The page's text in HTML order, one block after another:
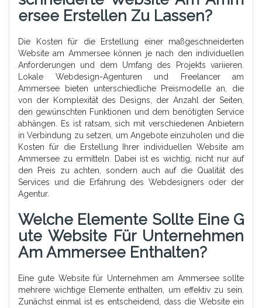
Ersee Erstellen Zu Lassen?
Die Kosten für die Erstellung einer maßgeschneiderten
Website am Ammersee können je nach den individuellen
Anforderungen und dem Umfang des Projekts variieren.
Lokale Webdesign-Agenturen und Freelancer am
Ammersee bieten unterschiedliche Preismodelle an, die
von der Komplexität des Designs, der Anzahl der Seiten,
den gewünschten Funktionen und dem benötigten Service
abhängen. Es ist ratsam, sich mit verschiedenen Anbietern
in Verbindung zu setzen, um Angebote einzuholen und die
Kosten für die Erstellung Ihrer individuellen Website am
Ammersee zu ermitteln. Dabei ist es wichtig, nicht nur auf
den Preis zu achten, sondern auch auf die Qualität des
Services und die Erfahrung des Webdesigners oder der
Agentur.
Welche Elemente Sollte Eine G
Ute Website Für Unternehmen
Am Ammersee Enthalten?
Eine gute Website für Unternehmen am Ammersee sollte
mehrere wichtige Elemente enthalten, um effektiv zu sein.
Zunächst einmal ist es entscheidend, dass die Website ein